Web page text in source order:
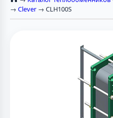
→ Clever → CLH100S